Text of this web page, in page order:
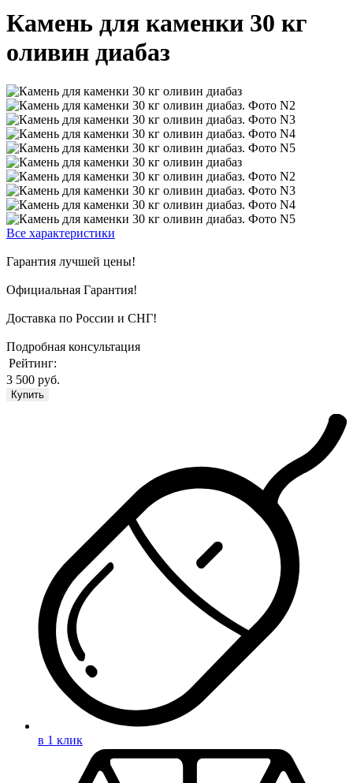
Камень для каменки 30 кг
оливин диабаз
Все характеристики
Гарантия лучшей цены!
Официальная Гарантия!
Доставка по России и СНГ!
Подробная консультация
Рейтинг:
3 500 руб.
Купить
в 1 клик